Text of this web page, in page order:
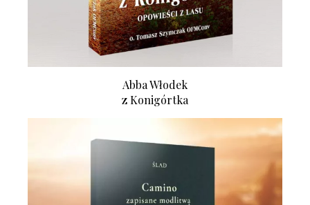
Abba Włodek
z Konigórtka